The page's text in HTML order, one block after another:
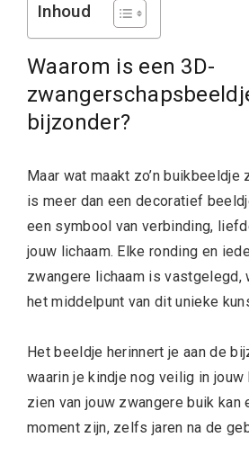
Inhoud
Waarom is een 3D-
bijzonder?
Maar wat maakt zo’n buikbeeldje
is meer dan een decoratief
een symbool van verbinding,
jouw lichaam. Elke ronding en
zwangere lichaam is vastgelegd,
het middelpunt van dit unieke
Het beeldje herinnert je aan de
waarin je kindje nog veilig in
zien van jouw zwangere buik kan
moment zijn, zelfs jaren na de